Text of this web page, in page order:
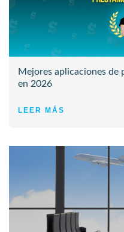
Mejores aplicaciones de
en 2026
LEER MÁS